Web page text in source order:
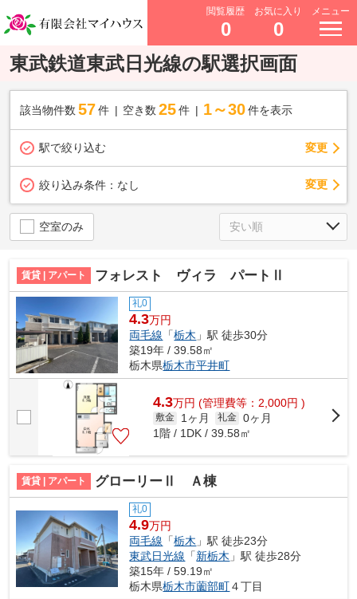
閲覧履歴
0
お気に入り
0
メニュー
東武鉄道東武日光線の駅選択画面
該当物件数 57件 空き数 25 件 1～30 件を表示
駅で絞り込む 変更
絞り込み条件： なし 変更
空室のみ
賃貸 | アパート フォレスト ヴィラ パートⅡ
礼0
4.3万円
両毛線 「栃木 」駅 徒歩30分
築19年 / 39.58㎡
栃木県栃木市平井町
4.3万円 (管理費等：2,000円 )
敷金 1ヶ月 礼金 0ヶ月
1階 / 1DK / 39.58㎡
賃貸 | アパート グローリーⅡ Ａ棟
礼0
4.9万円
両毛線 「栃木 」駅 徒歩23分
東武日光線 「新栃木 」駅 徒歩28分
築15年 / 59.19㎡
栃木県栃木市薗部町４丁目